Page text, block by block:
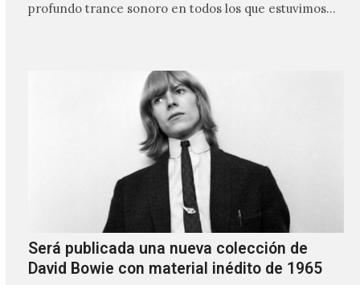
profundo trance sonoro en todos los que estuvimos
Será publicada una nueva colección de
David Bowie con material inédito de 1965